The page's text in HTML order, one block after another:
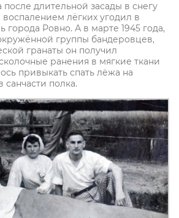
после длительной засады в снегу
лёгких угодил в
города Ровно. А в марте 1945 года,
группы бандеровцев,
гранаты он получил
ранения в мягкие ткани
привыкать спать лёжа на
санчасти полка.